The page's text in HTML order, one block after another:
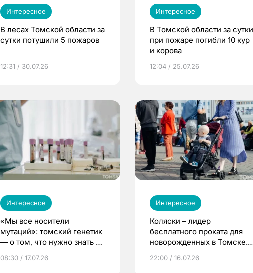
Интересное
В лесах Томской области за
сутки потушили 5 пожаров
12:31 / 30.07.26
Интересное
В Томской области за сутки
при пожаре погибли 10 кур
и корова
12:04 / 25.07.26
Интересное
«Мы все носители
мутаций»: томский генетик
— о том, что нужно знать до
08:30 / 17.07.26
Интересное
Коляски – лидер
бесплатного проката для
новорожденных в Томске.
22:00 / 16.07.26